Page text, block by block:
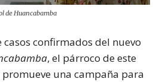
de Huancabamba
casos confirmados del nuevo
, el párroco de este
una campaña para